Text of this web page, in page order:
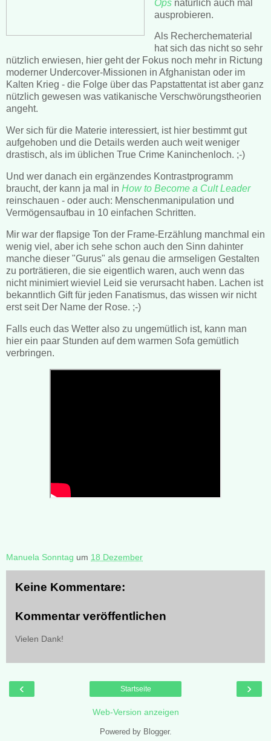
Opsnatürlich auch mal
ausprobieren.
Als Recherchematerial
hat sich das nicht so sehr
nützlich erwiesen, hier geht der Fokus noch mehr in Rictung
moderner Undercover-Missionen in Afghanistan oder im
Kalten Krieg - die Folge über das Papstattentat ist aber ganz
nützlich gewesen was vatikanische Verschwörungstheorien
angeht.
Wer sich für die Materie interessiert, ist hier bestimmt gut
aufgehoben und die Details werden auch weit weniger
drastisch, als im üblichen True Crime Kaninchenloch. ;-)
Und wer danach ein ergänzendes Kontrastprogramm
braucht, der kann ja mal in How to Become a Cult Leader
reinschauen - oder auch: Menschenmanipulation und
Vermögensaufbau in 10 einfachen Schritten.
Mir war der flapsige Ton der Frame-Erzählung manchmal ein
wenig viel, aber ich sehe schon auch den Sinn dahinter
manche dieser "Gurus" als genau die armseligen Gestalten
zu porträtieren, die sie eigentlich waren, auch wenn das
nicht minimiert wieviel Leid sie verursacht haben. Lachen ist
bekanntlich Gift für jeden Fanatismus, das wissen wir nicht
erst seit Der Name der Rose. ;-)
Falls euch das Wetter also zu ungemütlich ist, kann man
hier ein paar Stunden auf dem warmen Sofa gemütlich
verbringen.
Manuela Sonntag um 18 Dezember
Keine Kommentare:
Kommentar veröffentlichen
Vielen Dank!
‹ ›
Startseite
Web-Version anzeigen
Powered by Blogger.